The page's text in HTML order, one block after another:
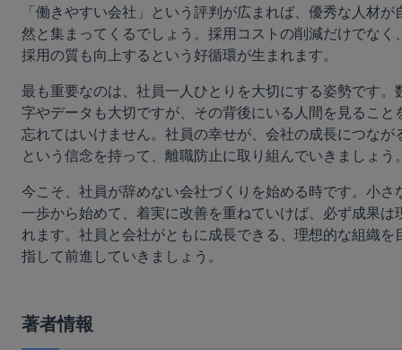
「働きやすい会社」という評判が広まれば、優秀な人材が
然と集まってくるでしょう。採用コストの削減だけでなく
採用の質も向上するという好循環が生まれます。
最も重要なのは、社員一人ひとりを大切にする姿勢です。
字やデータも大切ですが、その背後にいる人間を見ること
忘れてはいけません。社員の幸せが、会社の成長につなが
という信念を持って、離職防止に取り組んでいきましょう
今こそ、社員が辞めない会社づくりを始める時です。小さ
一歩から始めて、着実に改善を重ねていけば、必ず成果は
れます。社員と会社がともに成長できる、理想的な組織を
指して前進していきましょう。
著者情報